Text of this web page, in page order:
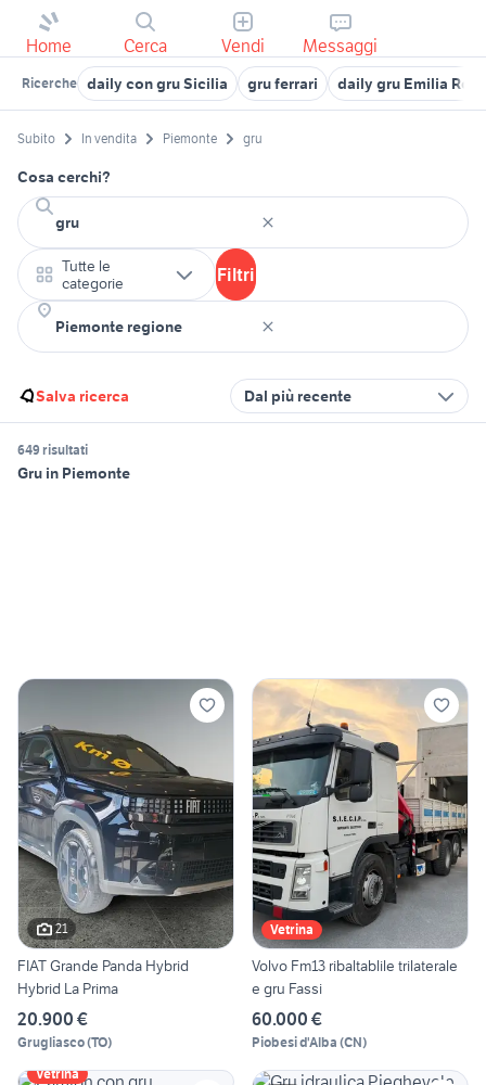
Home Cerca Vendi Messaggi
Ricerche daily con gru Sicilia gru ferrari daily gru Emilia
Subito In vendita Piemonte gru
Cosa cerchi?
Tutte le
categorie
Filtri
Salva ricerca Dal più recente
649 risultati
Gru in Piemonte
21
FIAT Grande Panda Hybrid
Hybrid La Prima
20.900 €
Grugliasco(TO)
Vetrina
Volvo Fm13 ribaltablile trilaterale
e gru Fassi
60.000 €
Piobesi d'Alba (CN)
Vetrina